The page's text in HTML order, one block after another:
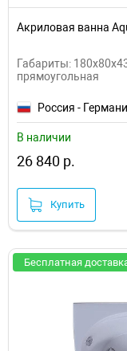
Акриловая ванна
Габариты:
прямоугольная
Россия -
В наличии
26 840 р.
Купить
Бесплатная